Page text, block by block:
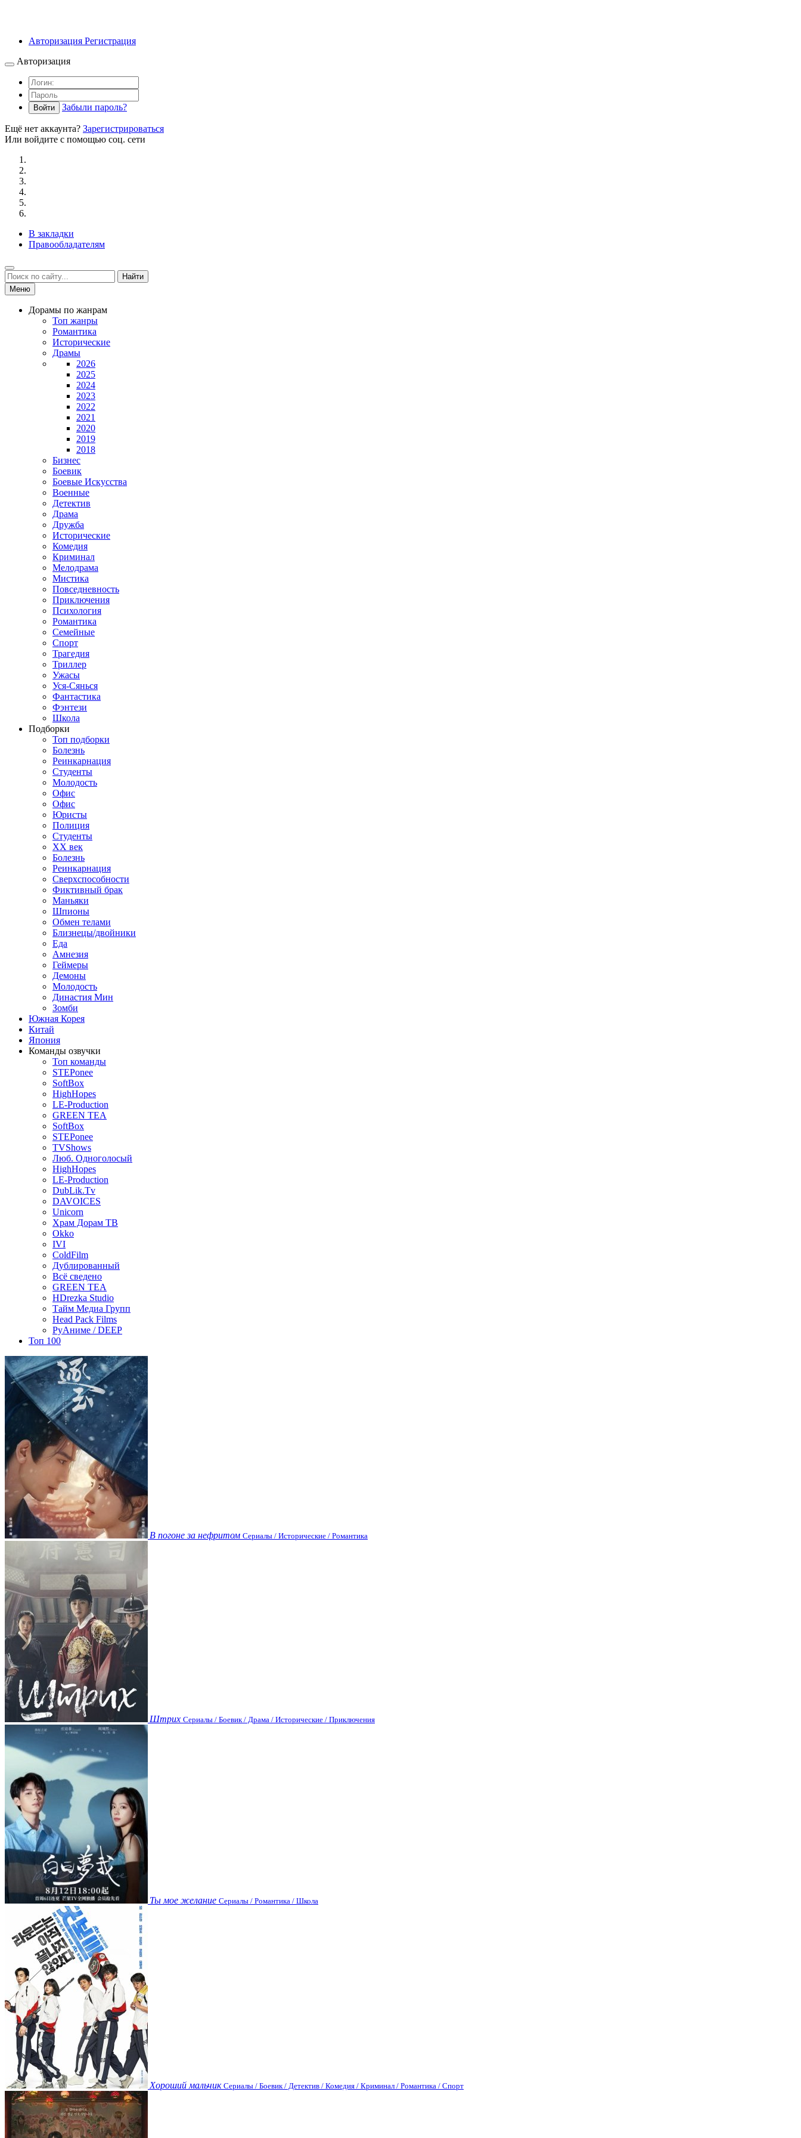
Авторизация Регистрация
Авторизация
Войти Забыли пароль?
Ещё нет аккаунта? Зарегистрироваться
Или войдите с помощью соц. сети
В закладки
Правообладателям
Найти
Меню
Дорамы по жанрам
Топ жанры
Романтика
Исторические
Драмы
2026
2025
2024
2023
2022
2021
2020
2019
2018
Бизнес
Боевик
Боевые Искусства
Военные
Детектив
Драма
Дружба
Исторические
Комедия
Криминал
Мелодрама
Мистика
Повседневность
Приключения
Психология
Романтика
Семейные
Спорт
Трагедия
Триллер
Ужасы
Уся-Сянься
Фантастика
Фэнтези
Школа
Подборки
Топ подборки
Болезнь
Реинкарнация
Студенты
Молодость
Офис
Офис
Юристы
Полиция
Студенты
ХХ век
Болезнь
Реинкарнация
Сверхспособности
Фиктивный брак
Маньяки
Шпионы
Обмен телами
Близнецы/двойники
Еда
Амнезия
Геймеры
Демоны
Молодость
Династия Мин
Зомби
Южная Корея
Китай
Япония
Команды озвучки
Топ команды
STEPonee
SoftBox
HighHopes
LE-Production
GREEN TEA
SoftBox
STEPonee
TVShows
Люб. Одноголосый
HighHopes
LE-Production
DubLik.Tv
DAVOICES
Unicorn
Храм Дорам ТВ
Okko
IVI
ColdFilm
Дублированный
Всё сведено
GREEN TEA
HDrezka Studio
Тайм Медиа Групп
Head Pack Films
РуАниме / DEEP
Топ 100
В погоне за нефритом Сериалы / Исторические / Романтика
Штрих Сериалы / Боевик / Драма / Исторические / Приключения
Ты мое желание Сериалы / Романтика / Школа
Хороший мальчик Сериалы / Боевик / Детектив / Комедия / Криминал / Романтика / Спорт